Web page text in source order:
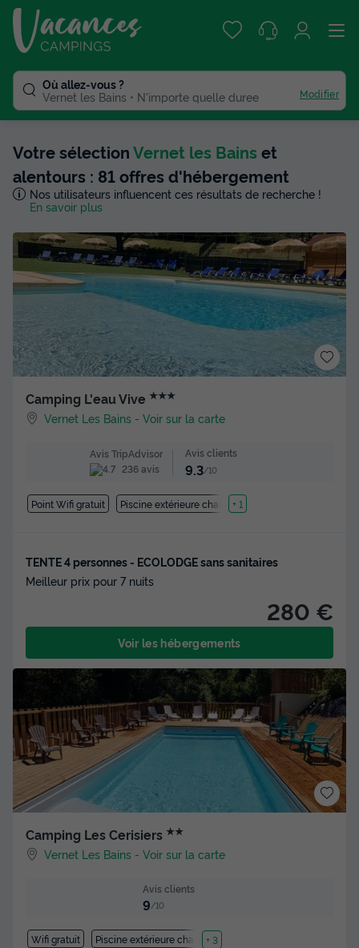
Où allez-vous ?
Vernet les Bains
N'importe quelle duree Modifier
Votre sélectionVernet les Bains et
alentours : 81 offres d'hébergement
Nos utilisateurs influencent ces résultats de recherche !
En savoir plus
Camping L'eau Vive ★★★
Vernet Les Bains -Voir sur la carte
Avis TripAdvisor
236 avis
Avis clients
9.3/10
Point Wifi gratuit Piscine extérieure chauffée
+ 1
TENTE 4 personnes - ECOLODGE sans sanitaires
Meilleur prix pour 7 nuits
280 €
Voir les hébergements
Camping Les Cerisiers ★★
Vernet Les Bains -Voir sur la carte
Avis clients
9/10
Wifi gratuit Piscine extérieure chauffée
+ 3